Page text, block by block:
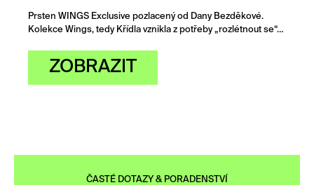
Prsten WINGS Exclusive pozlacený od Dany Bezděkové.
Kolekce Wings, tedy Křídla vznikla z potřeby „rozlétnout se“…
ZOBRAZIT
ČASTÉ DOTAZY & PORADENSTVÍ